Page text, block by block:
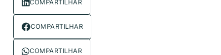
COMPARTILHAR
COMPARTILHAR
COMPARTILHAR